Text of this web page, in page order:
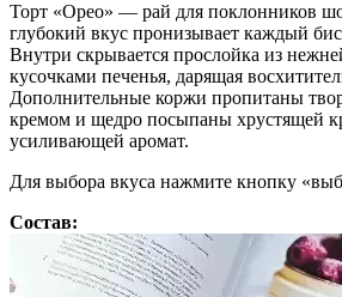
Торт «Орео» — рай для поклонников
глубокий вкус пронизывает каждый
Внутри скрывается прослойка из
кусочками печенья, дарящая
Дополнительные коржи пропитаны
кремом и щедро посыпаны хрустящей
усиливающей аромат.
Для выбора вкуса нажмите кнопку
Состав: